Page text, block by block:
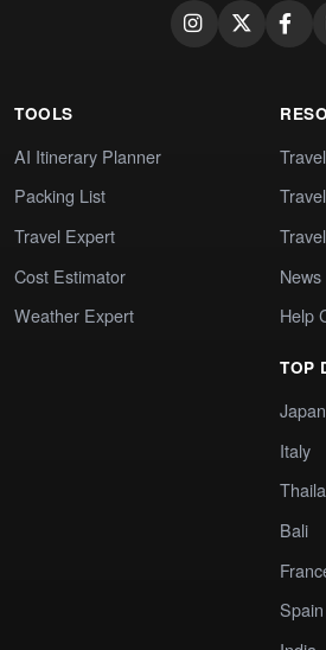
TOOLS
AI Itinerary Planner
Packing List
Travel Expert
Cost Estimator
Weather Expert
News
Help
TOP
Japan
Italy
Bali
Spain